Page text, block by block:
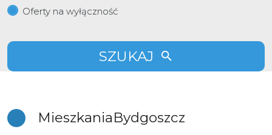
Oferty na wyłączność
SZUKAJ
MieszkaniaBydgoszcz